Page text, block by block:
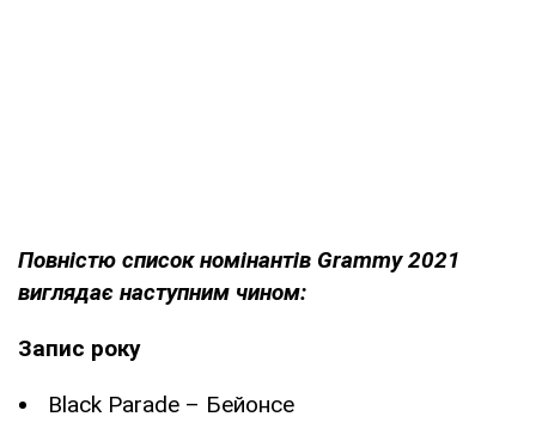
Повністю список номінантів Grammy 2021
виглядає наступним чином:
Запис року
Black Parade – Бейонсе